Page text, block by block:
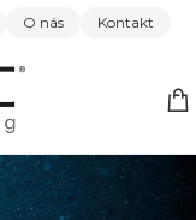
O nás Kontakt